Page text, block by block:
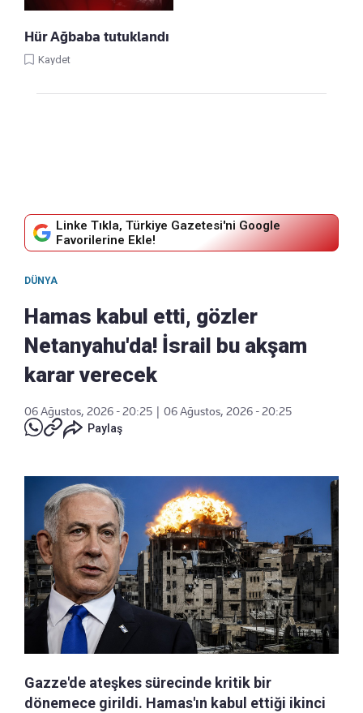
Hür Ağbaba tutuklandı
Kaydet
Linke Tıkla, Türkiye Gazetesi'ni Google
Favorilerine Ekle!
DÜNYA
Hamas kabul etti, gözler
Netanyahu'da! İsrail bu akşam
karar verecek
06 Ağustos, 2026 - 20:25
06 Ağustos, 2026 - 20:25
Paylaş
Gazze'de ateşkes sürecinde kritik bir
dönemece girildi. Hamas'ın kabul ettiği ikinci